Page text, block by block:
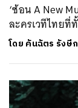
‘ซ้อน A New
ละครเวทีไทยที่
โดย คันฉัตร รังษี